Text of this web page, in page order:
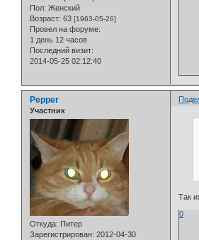
Пол: Женский
Возраст: 63 [1963-05-26]
Провел на форуме:
1 день 12 часов
Последний визит:
2014-05-25 02:12:40
Pepper
Участник
Откуда: Питер
Зарегистрирован: 2012-04-30
Так
0